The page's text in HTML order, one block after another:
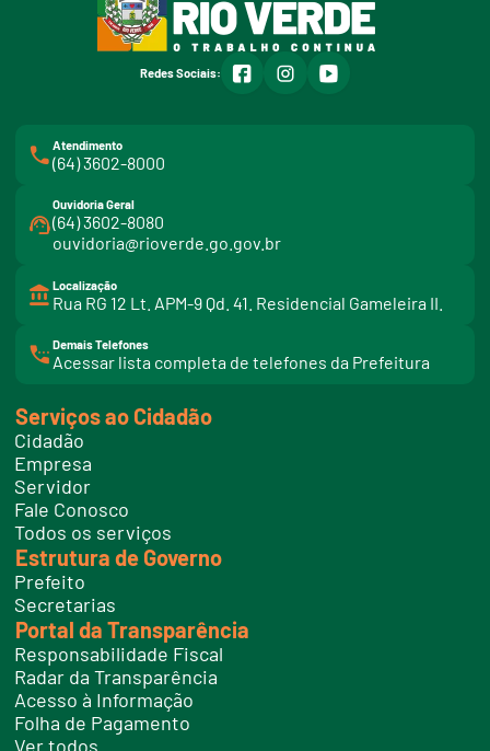
Redes Sociais: facebookinstagramyoutube
Atendimento
(64) 3602-8000
Ouvidoria Geral
(64) 3602-8080
ouvidoria@rioverde.go.gov.br
Localização
Rua RG 12 Lt. APM-9 Qd. 41. Residencial Gameleira II.
Demais Telefones
Acessar lista completa de telefones da Prefeitura
i
t
e
l
f
o
e
s
Serviços ao Cidadão
Cidadão
Empresa
Servidor
Fale Conosco
Todos os serviços
Estrutura de Governo
Prefeito
Secretarias
Portal da Transparência
Responsabilidade Fiscal
Radar da Transparência
Acesso à Informação
Folha de Pagamento
Ver todos